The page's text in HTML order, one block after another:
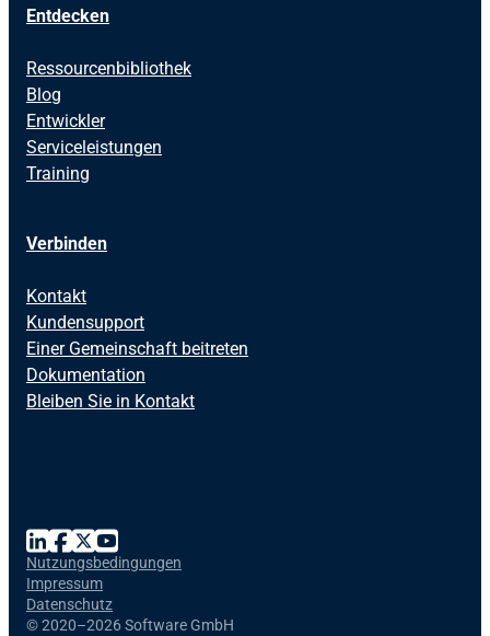
Entdecken
Ressourcenbibliothek
Blog
Entwickler
Serviceleistungen
Training
Verbinden
Kontakt
Kundensupport
Einer Gemeinschaft beitreten
Dokumentation
Bleiben Sie in Kontakt
©2020–2026 Software GmbH
Nutzungsbedingungen
Impressum
Datenschutz